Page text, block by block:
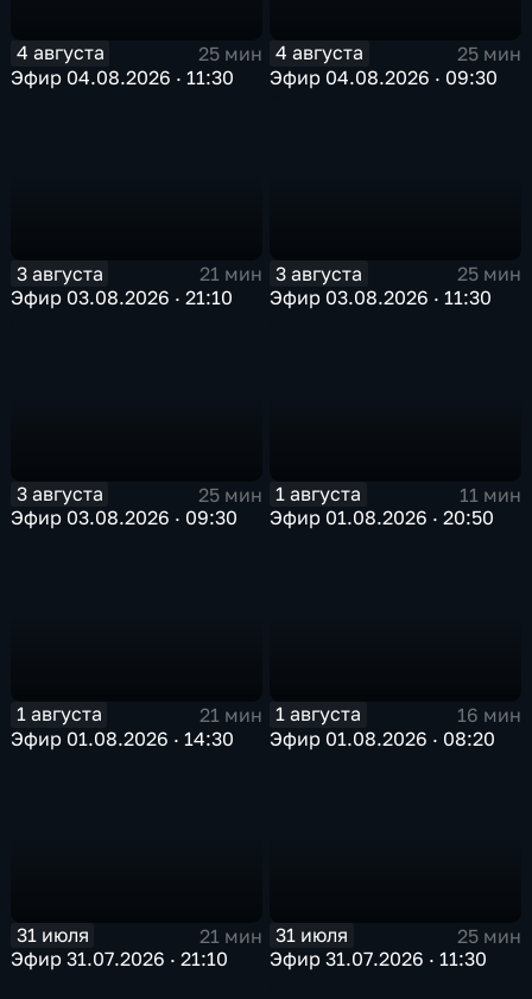
4 августа
25 мин
Эфир 04.08.2026 · 11:30
4 августа
25 мин
Эфир 04.08.2026 · 09:30
3 августа
21 мин
Эфир 03.08.2026 · 21:10
3 августа
25 мин
Эфир 03.08.2026 · 11:30
3 августа
25 мин
Эфир 03.08.2026 · 09:30
1 августа
11 мин
Эфир 01.08.2026 · 20:50
1 августа
21 мин
Эфир 01.08.2026 · 14:30
1 августа
16 мин
Эфир 01.08.2026 · 08:20
31 июля
21 мин
Эфир 31.07.2026 · 21:10
31 июля
25 мин
Эфир 31.07.2026 · 11:30